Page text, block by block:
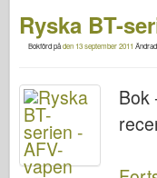
Ryska BT-
Bokförd påden 13 september 2011
Bok